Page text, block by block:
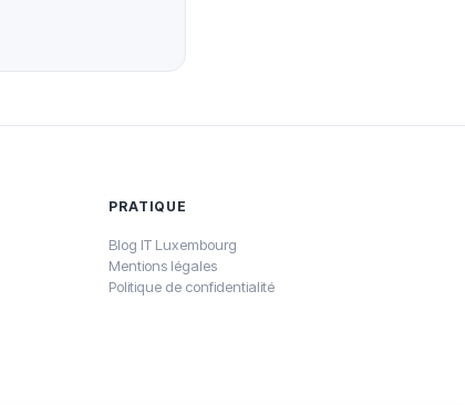
PRATIQUE
Blog IT Luxembourg
Mentions légales
Politique de confidentialité